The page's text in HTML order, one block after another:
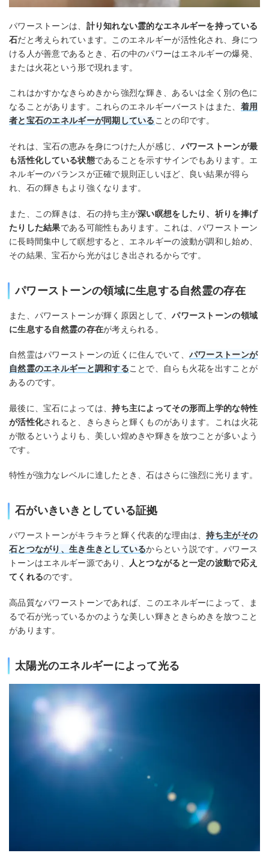
パワーストーンは、 計り知れない霊的なエネルギーを持っている
石だと考えられています。このエネルギーが活性化され、身につ
ける人が善意であるとき、石の中のパワーはエネルギーの爆発、
または火花という形で現れます。
これはかすかなきらめきから強烈な輝き、あるいは全く別の色に
なることがあります。これらのエネルギーバーストはまた、 着用
者と宝石のエネルギーが同期していることの印です。
それは、宝石の恵みを身につけた人が感じ、 パワーストーンが最
も活性化している状態であることを示すサインでもあります。エ
ネルギーのバランスが正確で規則正しいほど、良い結果が得ら
れ、石の輝きもより強くなります。
また、この輝きは、石の持ち主が深い瞑想をしたり、祈りを捧げ
たりした結果である可能性もあります。これは、パワーストーン
に長時間集中して瞑想すると、エネルギーの波動が調和し始め、
その結果、宝石から光がはじき出されるからです。
パワーストーンの領域に生息する自然霊の存在
また、パワーストーンが輝く原因として、パワーストーンの領域
に生息する自然霊の存在が考えられる。
自然霊はパワーストーンの近くに住んでいて、 パワーストーンが
自然霊のエネルギーと調和することで、自らも火花を出すことが
あるのです。
最後に、宝石によっては、持ち主によってその形而上学的な特性
が活性化されると、きらきらと輝くものがあります。これは火花
が散るというよりも、美しい煌めきや輝きを放つことが多いよう
です。
特性が強力なレベルに達したとき、石はさらに強烈に光ります。
石がいきいきとしている証拠
パワーストーンがキラキラと輝く代表的な理由は、持ち主がその
石とつながり、生き生きとしているからという説です。パワース
トーンはエネルギー源であり、
人とつながると一定の波動で応え
てくれるのです。
高品質なパワーストーンであれば、このエネルギーによって、ま
るで石が光っているかのような美しい輝きときらめきを放つこと
があります。
太陽光のエネルギーによって光る